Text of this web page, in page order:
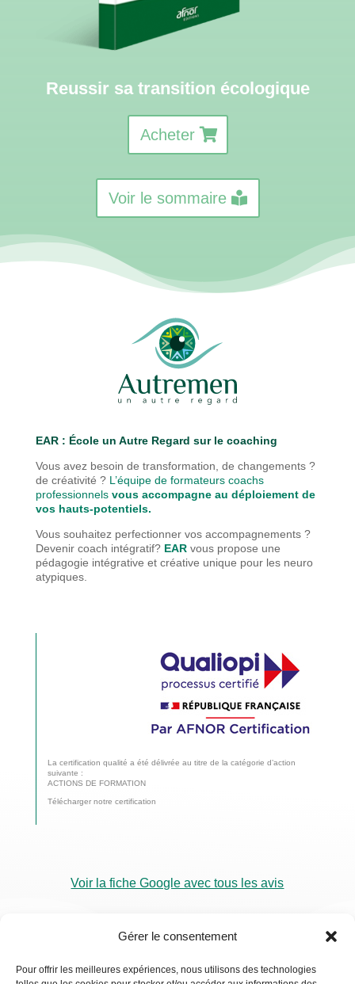
Gérer le consentement
Pour offrir les meilleures expériences, nous utilisons des technologies
Reussir sa transition écologique
Acheter
Voir le sommaire
EAR : École un Autre Regard sur le coaching
Vous avez besoin de transformation, de changements ?
de créativité ? L’équipe de formateurs coachs
professionnels vous accompagne au déploiement de
vos hauts-potentiels.
Vous souhaitez perfectionner vos accompagnements ?
Devenir coach intégratif? EAR vous propose une
pédagogie intégrative et créative unique pour les neuro
atypiques.
La certification qualité a été délivrée au titre de la catégorie d’action
suivante :
ACTIONS DE FORMATION
Télécharger notre certification
Voir la fiche Google avec tous les avis